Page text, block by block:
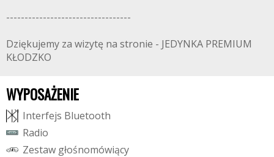
----------------------------------
Dziękujemy za wizytę na stronie - JEDYNKA PREMIUM
KŁODZKO
WYPOSAŻENIE
Interfejs Bluetooth
Radio
Zestaw głośnomówiący